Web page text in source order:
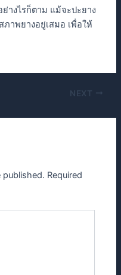
างไรก็ตาม แม้จะปะยาง
าพยางอยู่เสมอ เพื่อให้
NEXT
published. Required